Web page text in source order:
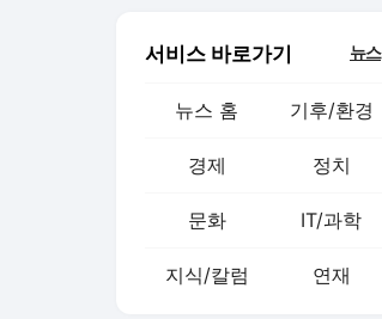
서비스 바로가기 뉴스
뉴스 홈 기후/환경
경제 정치
문화 IT/과학
지식/칼럼 연재